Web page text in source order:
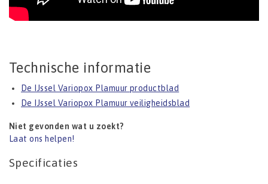
Technische informatie
De IJssel Variopox Plamuur productblad
De IJssel Variopox Plamuur veiligheidsblad
Niet gevonden wat u zoekt?
Laat ons helpen!
Specificaties